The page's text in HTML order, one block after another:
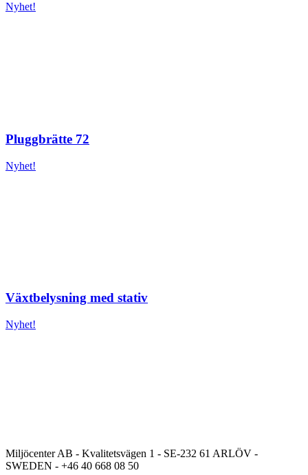
Nyhet!
Pluggbrätte 72
Nyhet!
Växtbelysning med stativ
Nyhet!
Miljöcenter AB - Kvalitetsvägen 1 - SE-232 61 ARLÖV -
SWEDEN - +46 40 668 08 50